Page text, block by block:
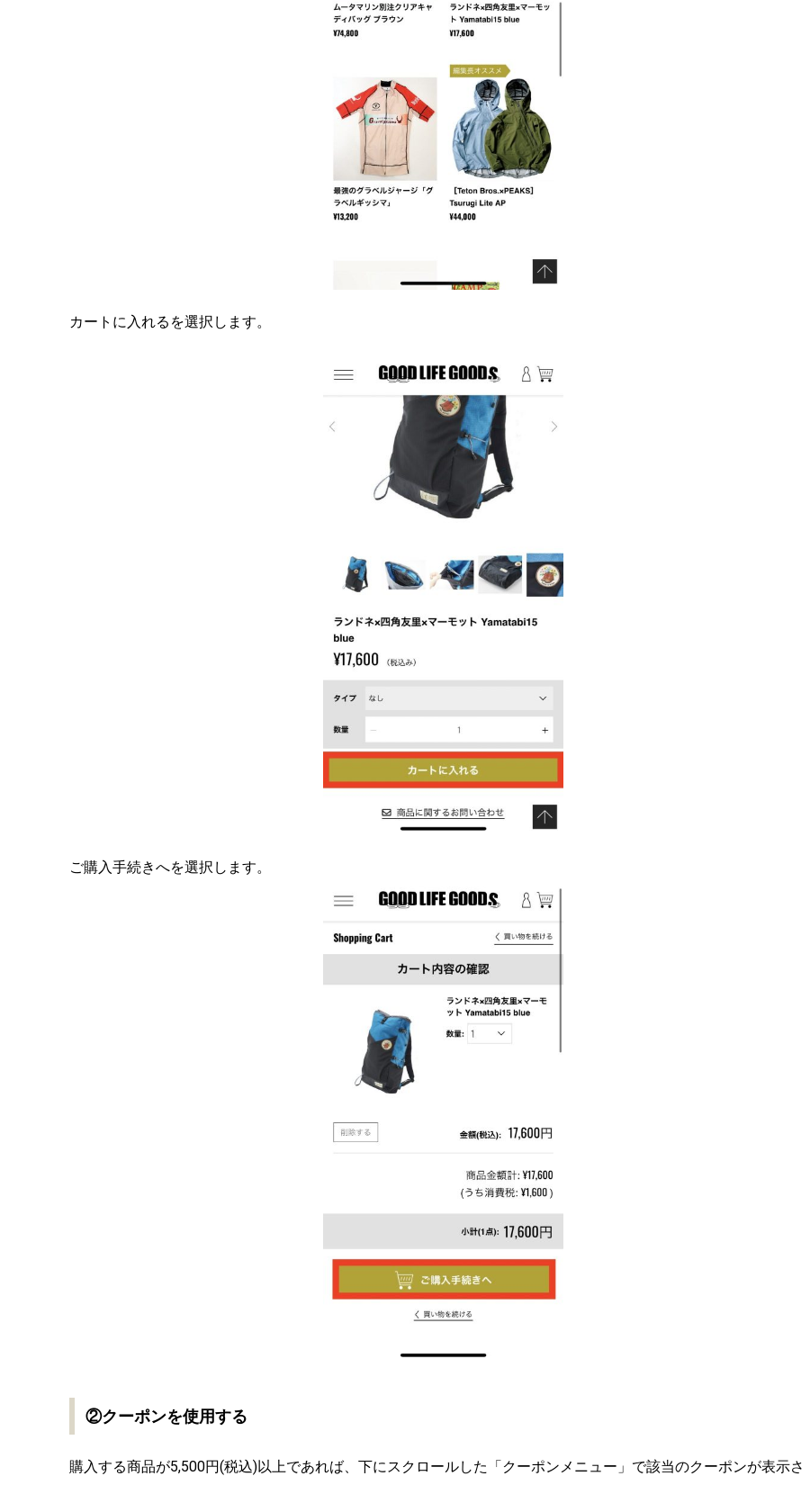
カートに入れるを選択します。
ご購入手続きへを選択します。
②クーポンを使用する
購入する商品が5,500円(税込)以上であれば、下にスクロールした「クーポンメニュー」で該当のクーポンが表示さ